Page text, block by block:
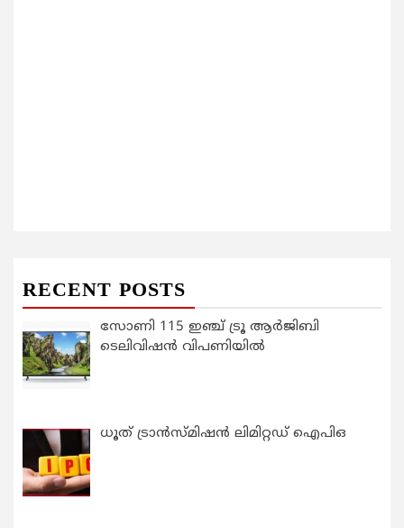
RECENT POSTS
സോണി 115 ഇഞ്ച് ട്രൂ ആർജിബി
ടെലിവിഷൻ വിപണിയിൽ
ധൂത് ട്രാൻസ്മിഷൻ ലിമിറ്റഡ് ഐപിഒ